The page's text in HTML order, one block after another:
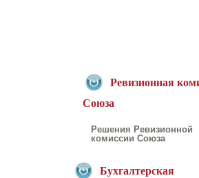
Ревизионная
Союза
Решения Ревизионной
комиссии Союза
Бухгалтерская